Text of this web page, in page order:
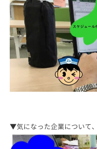
▼気になった企業について